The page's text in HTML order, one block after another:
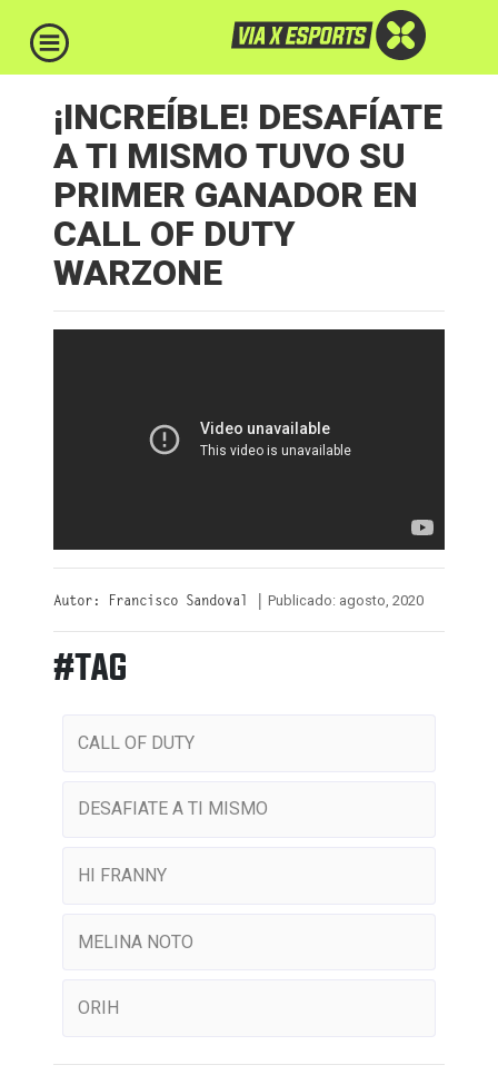
¡INCREÍBLE! DESAFÍATE
A TI MISMO TUVO SU
PRIMER GANADOR EN
CALL OF DUTY
WARZONE
Autor: Francisco Sandoval | Publicado: agosto, 2020
#TAG
CALL OF DUTY
DESAFIATE A TI MISMO
HI FRANNY
MELINA NOTO
ORIH